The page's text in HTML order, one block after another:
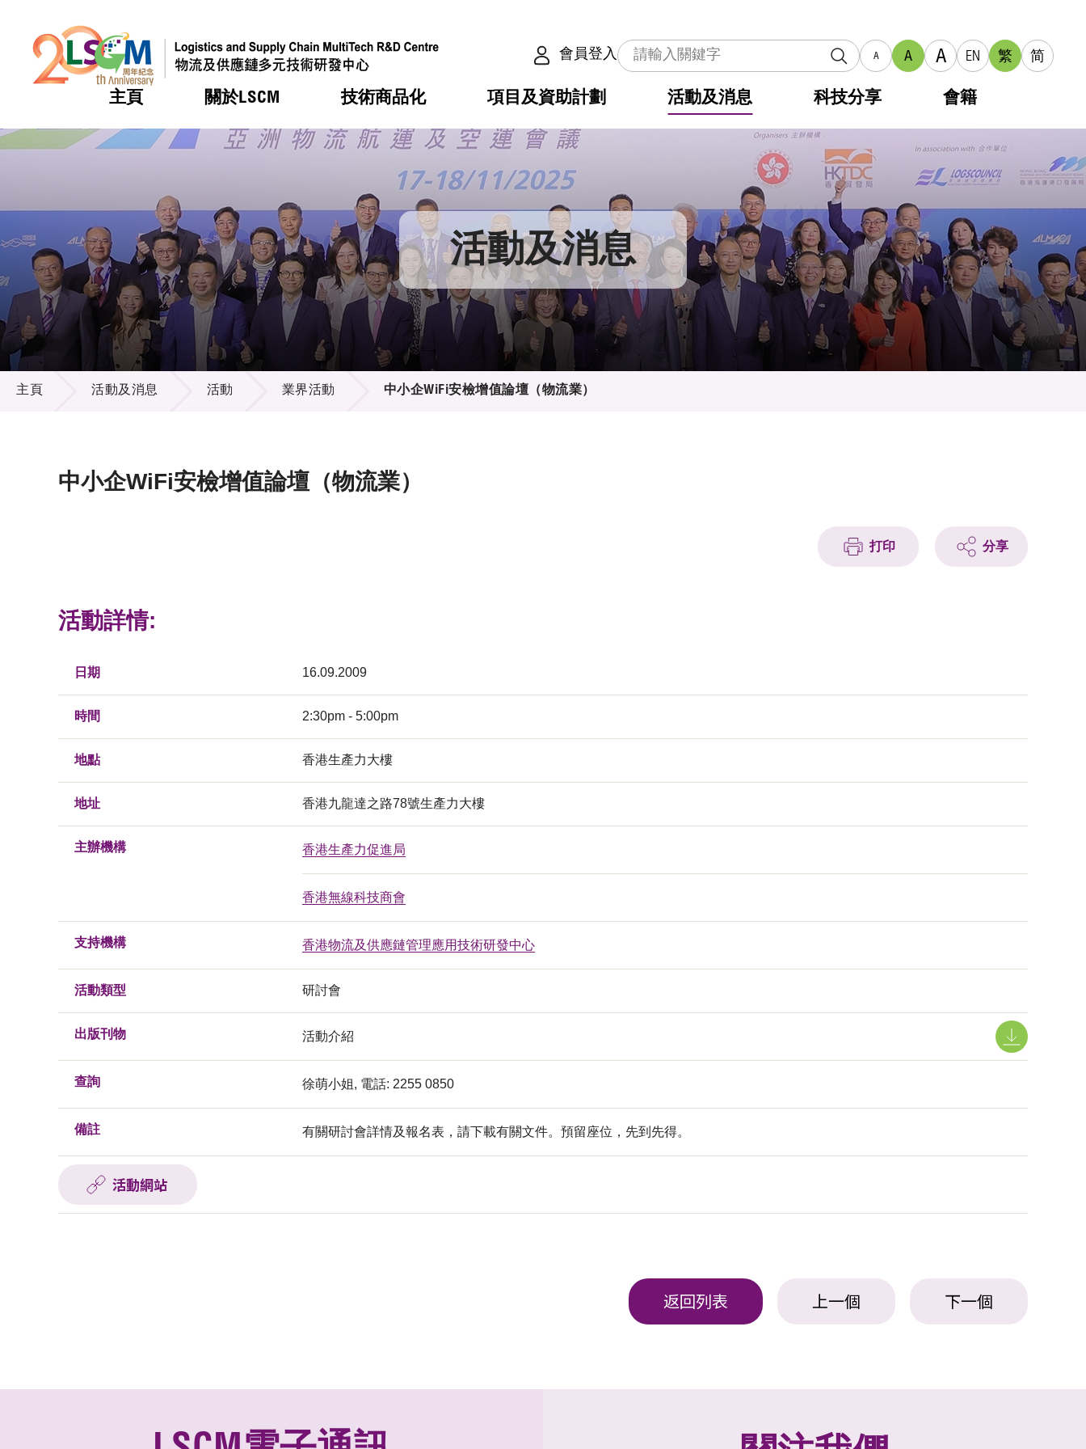
會員登入 A A A EN 繁 简
主頁 關於LSCM
熱門 機構簡介
組織架構
組織架構
董事局
研究顧問
招標通告
技術商品化
熱門 服務
可獲授權之技術
應用於公共服務之創新技術
重點項目
項目及資助計劃
熱門 合作計劃
資助計劃
資助計劃
稅務優惠
申請
評審
徵求研發項目計劃書
項目資料庫
活動及消息
熱門 活動
獎項
新聞中心
媒體報導
新聞稿
資訊中心
多媒體
出版刊物
科技分享 會籍
熱門 會籍及服務
會員列表
會員登入 活動及消息
活動及消息
主頁 活動及消息 活動 業界活動 中小企WiFi安檢增值論壇（物流業）
中小企WiFi安檢增值論壇（物流業）
打印 分享
活動詳情:
日期 16.09.2009
時間 2:30pm - 5:00pm
地點 香港生產力大樓
地址 香港九龍達之路78號生產力大樓
主辦機構 香港生產力促進局
香港無線科技商會
支持機構 香港物流及供應鏈管理應用技術研發中心
活動類型 研討會
出版刊物 活動介紹
查詢 徐萌小姐, 電話: 2255 0850
備註 有關研討會詳情及報名表，請下載有關文件。預留座位，先到先得。
活動網站
返回列表 上一個 下一個